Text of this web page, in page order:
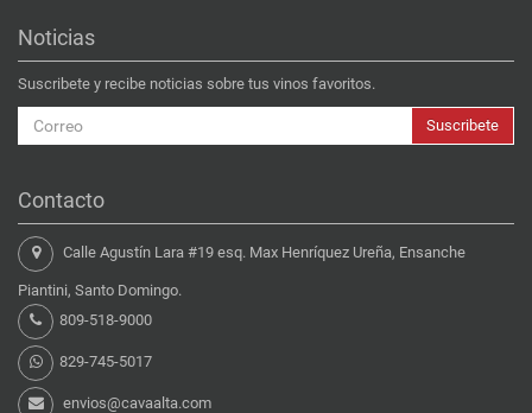
Noticias
Suscribete y recibe noticias sobre tus vinos favoritos.
Suscribete
Contacto
Calle Agustín Lara #19 esq. Max Henríquez Ureña, Ensanche
Piantini, Santo Domingo.
809-518-9000
829-745-5017
envios@cavaalta.com